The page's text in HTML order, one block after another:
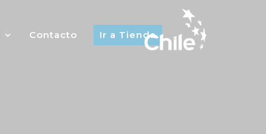
Contacto Ir a Tienda